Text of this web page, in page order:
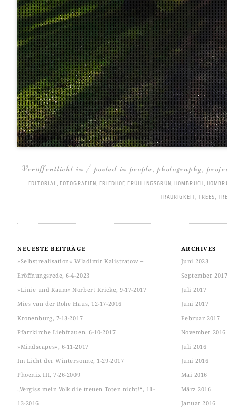
Veröffentlicht in / posted in people,photography,
EDITORIAL, FOTOGRAFIEN, FRIEDHOF, FRÜHLINGSGRÜN, HOMBRUCH,
TRAURIGKEIT,TREES,
NEUESTE BEITRÄGE
»Selbstrealisation« Wladimir Kalistratow ‒
Eröffnungsrede, 6-4-2023
»Linie und Raum« Norbert Kricke, 9-17-2017
Mies van der Rohe Haus, 12-17-2016
Kronenburg, 7-13-2017
Pfarrkirche Liebfrauen, 6-10-2017
»Mindscapes«, 6-11-2017
Im Licht der Wintersonne, 1-29-2017
Phoenix III, 7-26-2009
„Vergiss mein Volk die treuen Toten nicht!“, 11-
13-2016
ARCHIVES
Juni 2023
September
Juli 2017
Juni 2017
Februar 2017
November 2016
Juli 2016
Juni 2016
Mai 2016
März 2016
Januar 2016